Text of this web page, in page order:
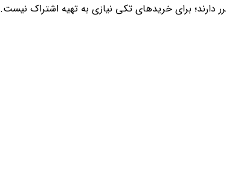
برای خریدهای تکی نیازی به تهیه اشتراک نیست.